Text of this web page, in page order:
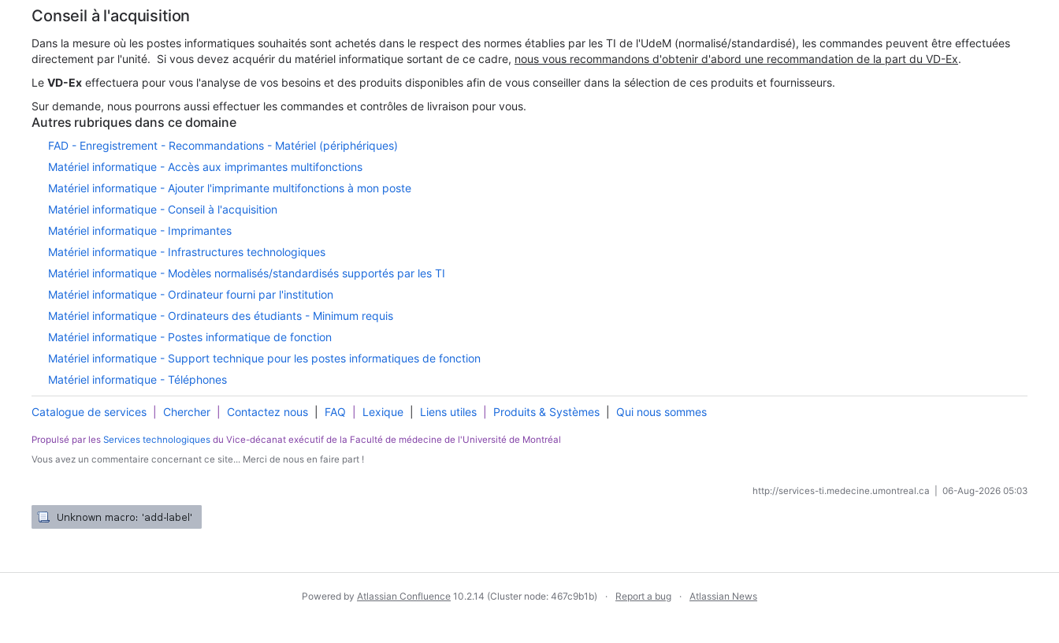
Conseil à l'acquisition
Dans la mesure où les postes informatiques souhaités sont achetés dans le respect des normes établies par les TI de l'UdeM (normalisé/standardisé), les commandes peuvent être effectuées
directement par l'unité. Si vous devez acquérir du matériel informatique sortant de ce cadre, nous vous recommandons d'obtenir d'abord une recommandation de la part du VD-Ex.
Le VD-Ex effectuera pour vous l'analyse de vos besoins et des produits disponibles afin de vous conseiller dans la sélection de ces produits et fournisseurs.
Sur demande, nous pourrons aussi effectuer les commandes et contrôles de livraison pour vous.
Autres rubriques dans ce domaine
FAD - Enregistrement - Recommandations - Matériel (périphériques)
Matériel informatique - Accès aux imprimantes multifonctions
Matériel informatique - Ajouter l'imprimante multifonctions à mon poste
Matériel informatique - Conseil à l'acquisition
Matériel informatique - Imprimantes
Matériel informatique - Infrastructures technologiques
Matériel informatique - Modèles normalisés/standardisés supportés par les TI
Matériel informatique - Ordinateur fourni par l'institution
Matériel informatique - Ordinateurs des étudiants - Minimum requis
Matériel informatique - Postes informatique de fonction
Matériel informatique - Support technique pour les postes informatiques de fonction
Matériel informatique - Téléphones
Catalogue de services Chercher Contactez nous FAQ Lexique Liens utiles Produits & Systèmes Qui nous sommes
Propulsé par les Services technologiques du Vice-décanat exécutif de la Faculté de médecine de l'Université de Montréal
Vous avez un commentaire concernant ce site... Merci de nous en faire part !
http://services-ti.medecine.umontreal.ca 06-Aug-2026 05:03
Powered by Atlassian Confluence 10.2.14 (Cluster node: 467c9b1b) Report a bug Atlassian News